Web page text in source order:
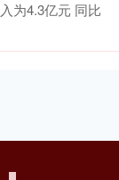
为4.3亿元 同比